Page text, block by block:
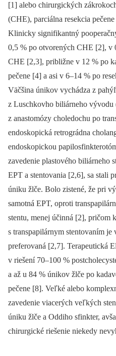
[1] alebo chirurgických
(CHE), parciálna resekcia
Klinicky signifikantný
0,5 % po otvorených CHE [2], v
CHE [2,3], približne v 12 % po
pečene [4] a asi v 6–14 % po
Väčšina únikov vychádza z
z Luschkovho biliárneho vývodu
z anastomózy choledochu po
endoskopická retrográdna
endoskopickou
zavedenie plastového biliárneho
EPT a stentovania [2,6], sa stali
úniku žlče. Bolo zistené, že pri
samotná EPT, oproti
stentu, menej účinná [2], pričom
s transpapilárnym stentovaním je
preferovaná [2,7]. Terapeutická
v riešení ­70–100 %
a až u 84 % únikov žlče po
pečene [8]. Veľké alebo
zavedenie viacerých veľkých
úniku žlče a Oddiho sfinkter,
chirurgické riešenie niekedy